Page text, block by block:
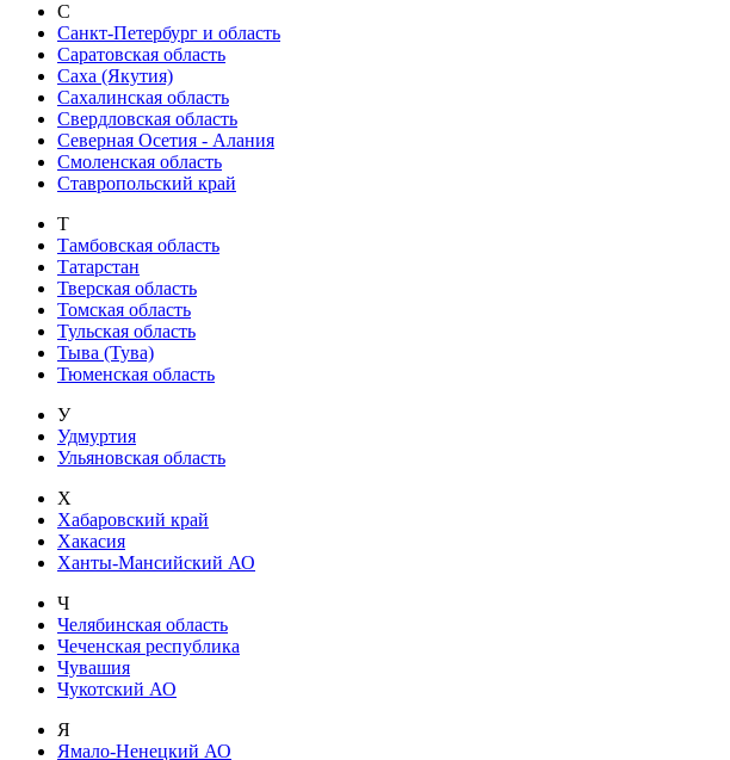
С
Санкт-Петербург и область
Саратовская область
Саха (Якутия)
Сахалинская область
Свердловская область
Северная Осетия - Алания
Смоленская область
Ставропольский край
Т
Тамбовская область
Татарстан
Тверская область
Томская область
Тульская область
Тыва (Тува)
Тюменская область
У
Удмуртия
Ульяновская область
Х
Хабаровский край
Хакасия
Ханты-Мансийский АО
Ч
Челябинская область
Чеченская республика
Чувашия
Чукотский АО
Я
Ямало-Ненецкий АО